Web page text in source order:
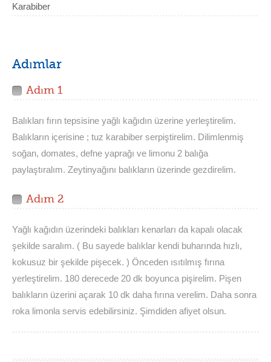
Karabiber
Adımlar
Adım 1
Balıkları fırın tepsisine yağlı kağıdın üzerine yerleştirelim.
Balıkların içerisine ; tuz karabiber serpiştirelim. Dilimlenmiş
soğan, domates, defne yaprağı ve limonu 2 balığa
paylaştıralım. Zeytinyağını balıkların üzerinde gezdirelim.
Adım 2
Yağlı kağıdın üzerindeki balıkları kenarları da kapalı olacak
şekilde saralım. ( Bu sayede balıklar kendi buharında hızlı,
kokusuz bir şekilde pişecek. ) Önceden ısıtılmış fırına
yerleştirelim. 180 derecede 20 dk boyunca pişirelim. Pişen
balıkların üzerini açarak 10 dk daha fırına verelim. Daha sonra
roka limonla servis edebilirsiniz. Şimdiden afiyet olsun.